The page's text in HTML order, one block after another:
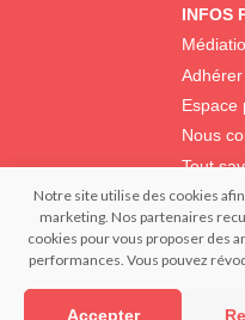
Notre site utilise des cookies
marketing. Nos partenaires
cookies pour vous proposer des
performances. Vous pouvez
Accepter
INFOS
Adhérer
Espace
Nous
Tout
© 2022 IFY Institut Français du
interdite | Réalisation :
Confidentialité et